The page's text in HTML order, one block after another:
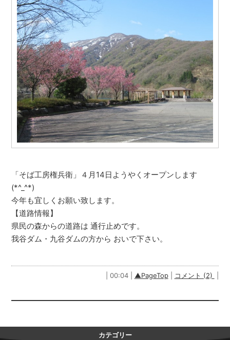
カテゴリー
「そば工房権兵衛」４月14日ようやくオープンします
(*^_^*)
今年も宜しくお願い致します。
【道路情報】
県民の森からの道路は 通行止めです。
我谷ダム・九谷ダムの方から おいで下さい。
| 00:04 | ▲PageTop| コメント (2)